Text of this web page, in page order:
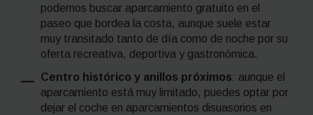
podemos buscar aparcamiento gratuito en el
paseo que bordea la costa, aunque suele estar
muy transitado tanto de día como de noche por su
oferta recreativa, deportiva y gastronómica.
Centro histórico y anillos próximos: aunque el
aparcamiento está muy limitado, puedes optar por
dejar el coche en aparcamientos disuasorios en